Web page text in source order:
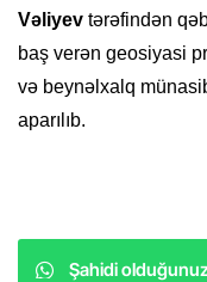
Vəliyev tərəfindən
baş verən geosiyasi
və beynəlxalq
aparılıb.
Şahidi